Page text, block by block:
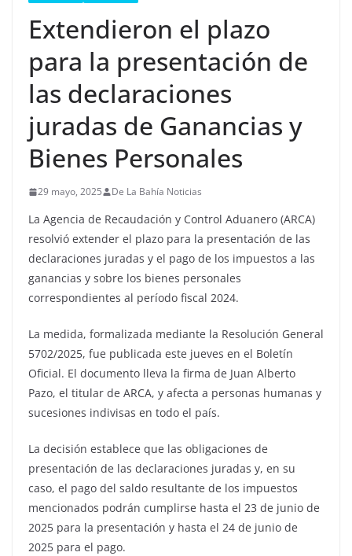
Extendieron el plazo
para la presentación de
las declaraciones
juradas de Ganancias y
Bienes Personales
29 mayo, 2025 De La Bahía Noticias
La Agencia de Recaudación y Control Aduanero (ARCA)
resolvió extender el plazo para la presentación de las
declaraciones juradas y el pago de los impuestos a las
ganancias y sobre los bienes personales
correspondientes al período fiscal 2024.
La medida, formalizada mediante la Resolución General
5702/2025, fue publicada este jueves en el Boletín
Oficial. El documento lleva la firma de Juan Alberto
Pazo, el titular de ARCA, y afecta a personas humanas y
sucesiones indivisas en todo el país.
La decisión establece que las obligaciones de
presentación de las declaraciones juradas y, en su
caso, el pago del saldo resultante de los impuestos
mencionados podrán cumplirse hasta el 23 de junio de
2025 para la presentación y hasta el 24 de junio de
2025 para el pago.